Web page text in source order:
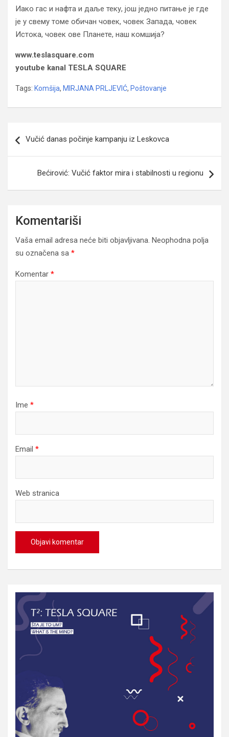
Иако гас и нафта и даље теку, још једно питање је где
је у свему томе обичан човек, човек Запада, човек
Истока, човек ове Планете, наш комшија?
www.teslasquare.com
youtube kanal TESLA SQUARE
Tags: Komšija, MIRJANA PRLJEVIĆ, Poštovanje
članaka
Vučić danas počinje kampanju iz Leskovca
Bećirović: Vučić faktor mira i stabilnosti u regionu
Komentariši
Vaša email adresa neće biti objavljivana. Neophodna polja
su označena sa *
Komentar *
Ime *
Email *
Web stranica